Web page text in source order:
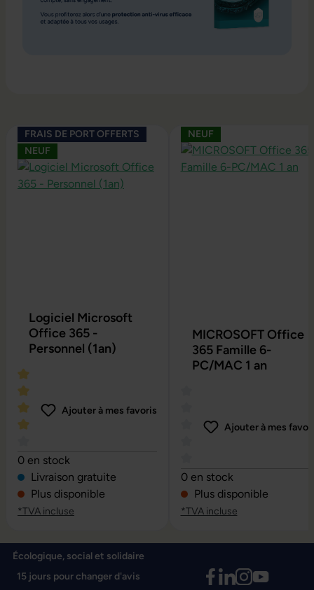
Ignorer la galerie de produits
FRAIS DE PORT OFFERTS
NEUF
Logiciel Microsoft
Office 365 -
Personnel (1an)
Note moyenne de 4 sur 5 étoiles
Ajouter à mes favoris
0 en stock
Livraison gratuite
Plus disponible
*TVA incluse
NEUF
MICROSOFT Office
365 Famille 6-
PC/MAC 1 an
Note moyenne de 0 sur 5
Ajouter à mes
0 en stock
Plus disponible
*TVA incluse
Écologique, social et solidaire
15 jours pour changer d'avis